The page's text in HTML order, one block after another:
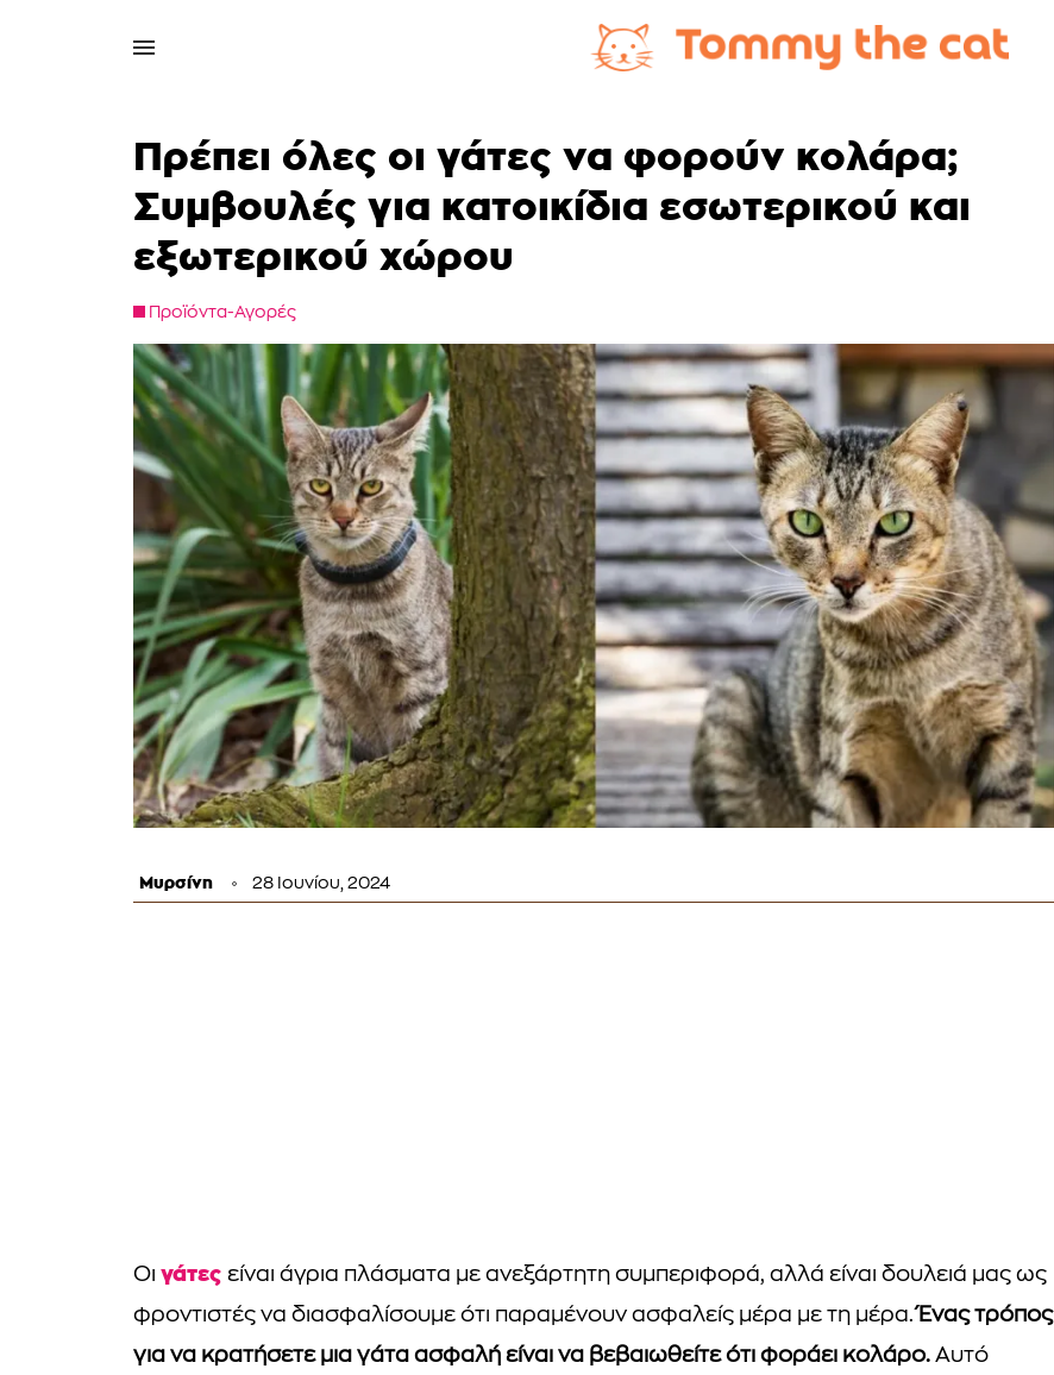
Πρέπει όλες οι γάτες να φορούν κολάρα;
Συμβουλές για κατοικίδια εσωτερικού και
εξωτερικού χώρου
Προϊόντα-Αγορές
Μυρσίνη 28 Ιουνίου, 2024
Οι γάτες είναι άγρια πλάσματα με ανεξάρτητη συμπεριφορά, αλλά είναι δουλειά μας ως
φροντιστές να διασφαλίσουμε ότι παραμένουν ασφαλείς μέρα με τη μέρα.Ένας τρόπος
για να κρατήσετε μια γάτα ασφαλή είναι να βεβαιωθείτε ότι φοράει κολάρο. Αυτό